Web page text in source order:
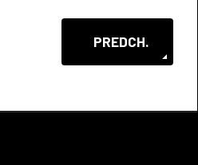
PREDCH.